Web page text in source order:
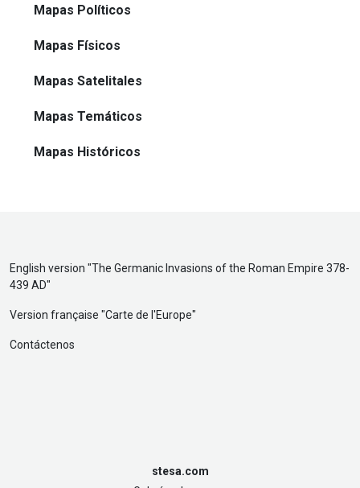
Mapas Políticos
Mapas Físicos
Mapas Satelitales
Mapas Temáticos
Mapas Históricos
English version "The Germanic Invasions of the Roman Empire 378-
439 AD"
Version française "Carte de l'Europe"
Contáctenos
stesa.com